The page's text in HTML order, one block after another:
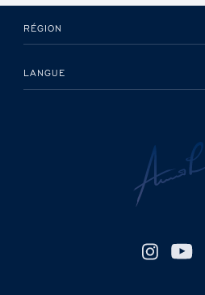
RÉGION
LANGUE